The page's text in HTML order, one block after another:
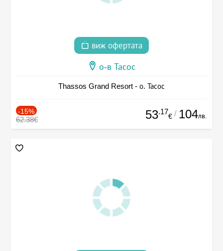
виж офертата
о-в Тасос
Thassos Grand Resort - о. Тасос
-15%
62.38€ 53.17
€ / 104лв.